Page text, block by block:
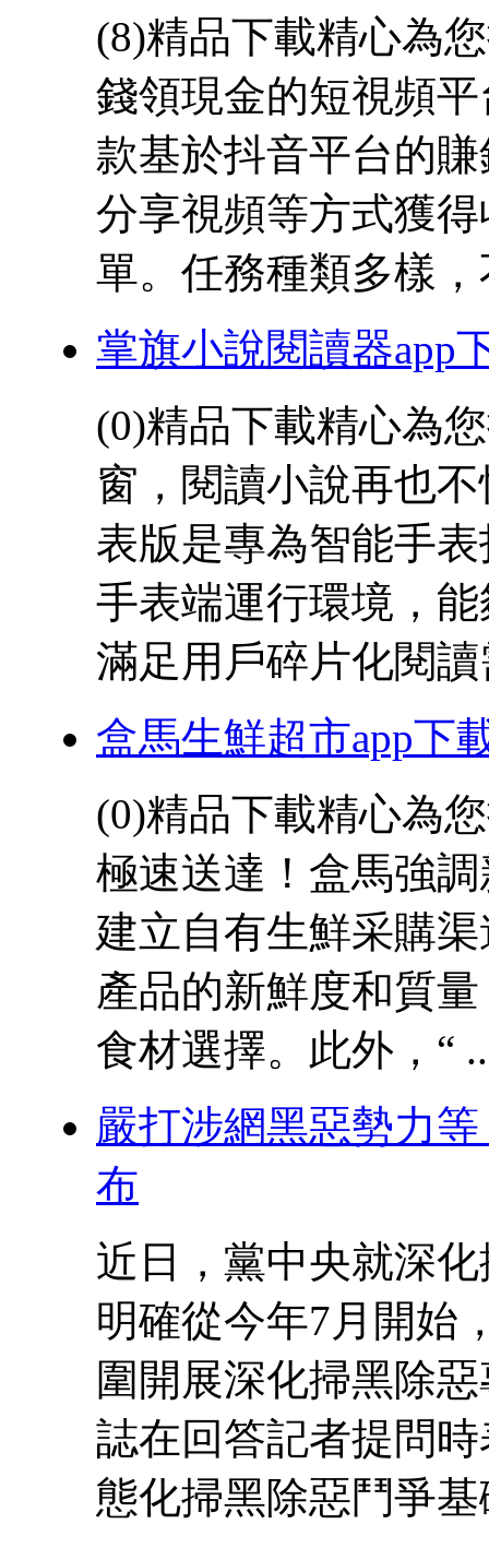
(8)精品下載精心為
錢領現金的短視頻
款基於抖音平台的
分享視頻等方式獲
單。任務種類多樣，
掌旗小說閱讀器app
(0)精品下載精心為
窗，閱讀小說再也
表版是專為智能手
手表端運行環境，
滿足用戶碎片化閱讀
盒馬生鮮超市app下
(0)精品下載精心為
極速送達！盒馬強
建立自有生鮮采購
產品的新鮮度和質
食材選擇。此外，“
嚴打涉網黑惡勢力
布
近日，黨中央就深
明確從今年7月開始
圍開展深化掃黑除
誌在回答記者提問
態化掃黑除惡鬥爭基